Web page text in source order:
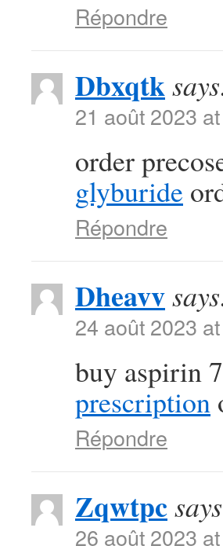
Répondre
Dbxqtk
21 août 2023
order
glyburide
Répondre
Dheavv
24 août 2023
buy aspirin
prescription
Répondre
Zqwtpc
26 août 2023